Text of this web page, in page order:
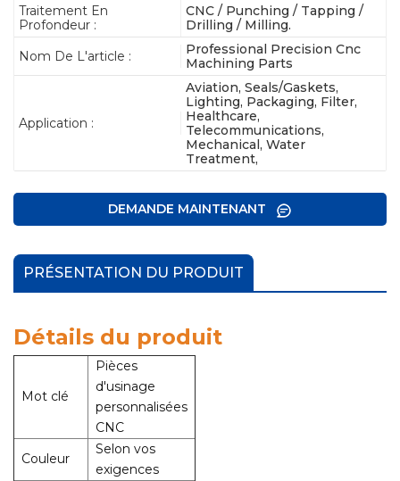
Traitement En
Profondeur :
CNC / Punching / Tapping /
Drilling / Milling.
Nom De L'article :
Professional Precision Cnc
Machining Parts
Application :
Aviation, Seals/Gaskets,
Lighting, Packaging, Filter,
Healthcare,
Telecommunications,
Mechanical, Water
Treatment,
DEMANDE MAINTENANT
PRÉSENTATION DU PRODUIT
Détails du produit
Mot clé
Pièces
d'usinage
personnalisées
CNC
Couleur
Selon vos
exigences